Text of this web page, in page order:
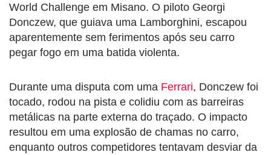
World Challenge em Misano. O piloto Georgi
Donczew, que guiava uma Lamborghini, escapou
aparentemente sem ferimentos após seu carro
pegar fogo em uma batida violenta.
Durante uma disputa com uma Ferrari, Donczew foi
tocado, rodou na pista e colidiu com as barreiras
metálicas na parte externa do traçado. O impacto
resultou em uma explosão de chamas no carro,
enquanto outros competidores tentavam desviar da